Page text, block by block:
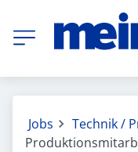
Jobs
Technik /